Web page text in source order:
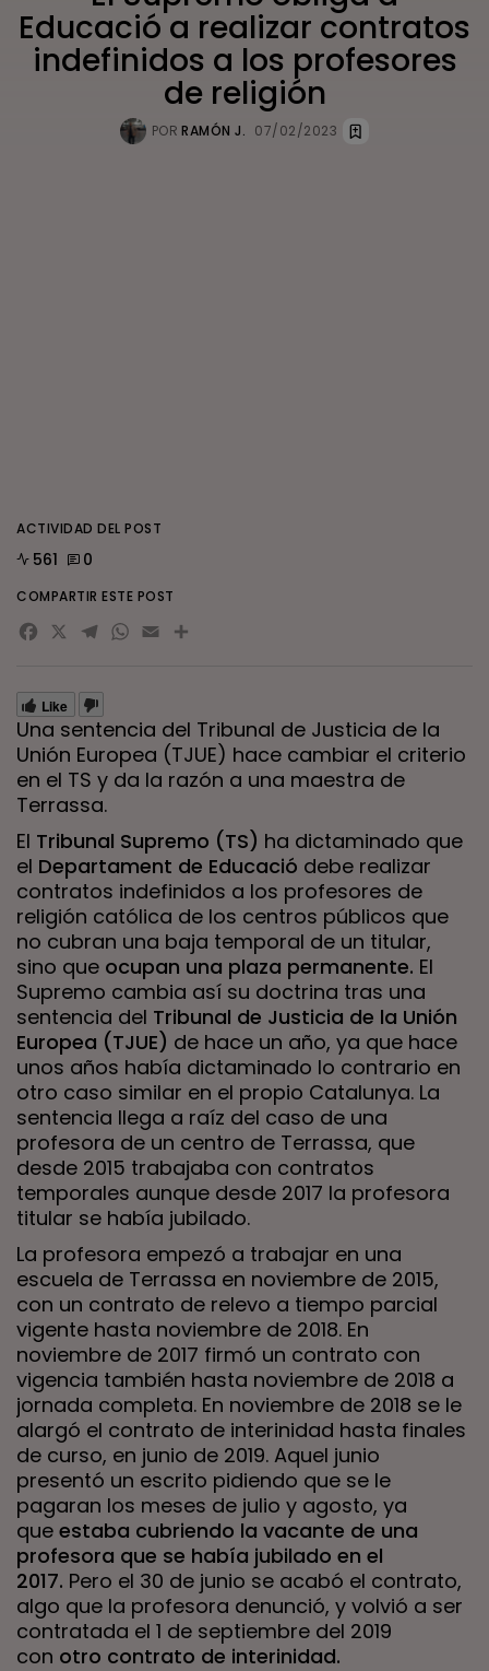
Educació a realizar contratos
indefinidos a los profesores
de religión
POR RAMÓN J. 07/02/2023
Like
Una sentencia del Tribunal de Justicia de la
Unión Europea (TJUE) hace cambiar el criterio
en el TS y da la razón a una maestra de
Terrassa.
El Tribunal Supremo (TS) ha dictaminado que
el Departament de Educació debe realizar
contratos indefinidos a los profesores de
religión católica de los centros públicos que
no cubran una baja temporal de un titular,
sino que ocupan una plaza permanente. El
Supremo cambia así su doctrina tras una
sentencia del Tribunal de Justicia de la Unión
Europea (TJUE) de hace un año, ya que hace
unos años había dictaminado lo contrario en
otro caso similar en el propio Catalunya. La
sentencia llega a raíz del caso de una
profesora de un centro de Terrassa, que
desde 2015 trabajaba con contratos
temporales aunque desde 2017 la profesora
titular se había jubilado.
La profesora empezó a trabajar en una
escuela de Terrassa en noviembre de 2015,
con un contrato de relevo a tiempo parcial
vigente hasta noviembre de 2018. En
noviembre de 2017 firmó un contrato con
vigencia también hasta noviembre de 2018 a
jornada completa. En noviembre de 2018 se le
alargó el contrato de interinidad hasta finales
de curso, en junio de 2019. Aquel junio
presentó un escrito pidiendo que se le
pagaran los meses de julio y agosto, ya
que estaba cubriendo la vacante de una
profesora que se había jubilado en el
2017. Pero el 30 de junio se acabó el contrato,
algo que la profesora denunció, y volvió a ser
contratada el 1 de septiembre del 2019
con otro contrato de interinidad.
ACTIVIDAD DEL POST
561 0
COMPARTIR ESTE POST
Facebook
X Telegram
WhatsApp
EmailCompartir